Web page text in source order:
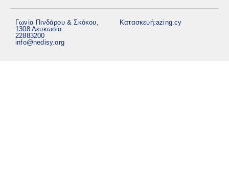
Γωνία Πινδάρου & Σκόκου,
1308 Λευκωσία
22883200
info@nedisy.org
Κατασκευή:azing.cy